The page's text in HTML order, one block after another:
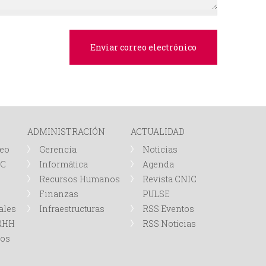
d
a
ADMINISTRACIÓN
Gerencia
Informática
Recursos Humanos
Finanzas
Infraestructuras
ACTUALIDAD
Noticias
Agenda
Revista CNIC
PULSE
RSS Eventos
RSS Noticias